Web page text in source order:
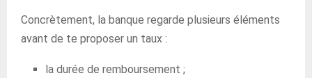
Concrètement, la banque regarde plusieurs éléments
avant de te proposer un taux :
la durée de remboursement ;